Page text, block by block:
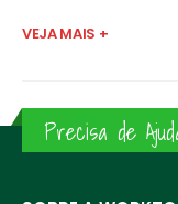
VEJA MAIS +
Precisa de